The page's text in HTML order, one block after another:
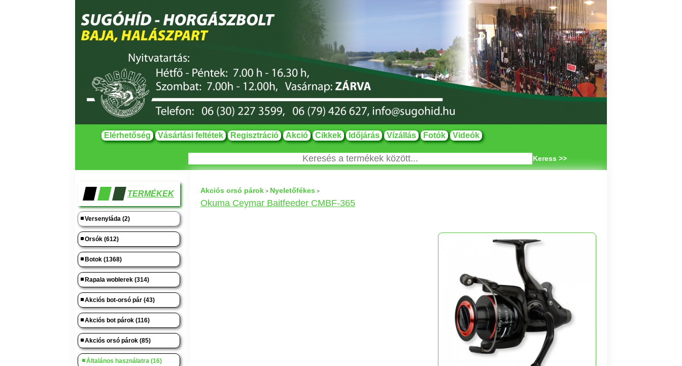
Elérhetőség Vásárlási feltétek Regisztráció Akció Cikkek Időjárás Vízállás Fotók Videók
Keress >>
TERMÉKEK
Versenyláda (2)
Orsók (612)
Botok (1368)
Rapala woblerek (314)
Akciós bot-orsó pár (43)
Akciós bot párok (116)
Akciós orsó párok (85)
Általános használatra (16)
Akciós orsó párok > Nyeletőfékes >
Okuma Ceymar Baitfeeder CMBF-365